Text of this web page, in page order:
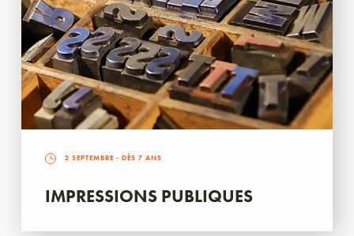
2 SEPTEMBRE - DÈS 7 ANS
IMPRESSIONS PUBLIQUES